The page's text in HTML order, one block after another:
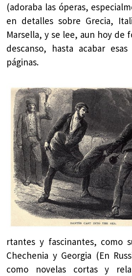
(adoraba las óperas,
en detalles sobre Grecia,
Marsella, y se lee, aun hoy de
descanso, hasta acabar
páginas.
rtantes y fascinantes, como
Chechenia y Georgia (En
como novelas cortas y